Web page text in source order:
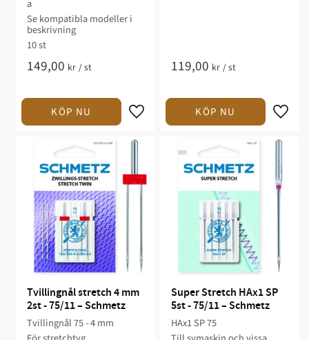
a
Se kompatibla modeller i
beskrivning
10 st
149,00 kr /st 119,00 kr /st
Tvillingnål stretch 4 mm
2st - 75/11 – Schmetz
Tvillingnål 75 - 4 mm
Super Stretch HAx1 SP
5st - 75/11 – Schmetz
HAx1 SP 75